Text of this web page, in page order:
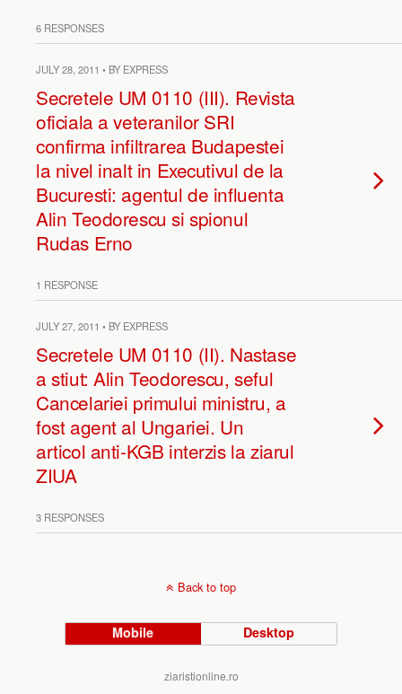
6 RESPONSES
JULY 28, 2011 • BY EXPRESS
Secretele UM 0110 (III). Revista
oficiala a veteranilor SRI
confirma infiltrarea Budapestei
la nivel inalt in Executivul de la
Bucuresti: agentul de influenta
Alin Teodorescu si spionul
Rudas Erno
1 RESPONSE
JULY 27, 2011 • BY EXPRESS
Secretele UM 0110 (II). Nastase
a stiut: Alin Teodorescu, seful
Cancelariei primului ministru, a
fost agent al Ungariei. Un
articol anti-KGB interzis la ziarul
ZIUA
3 RESPONSES
Back to top
Mobile Desktop
ziaristionline.ro